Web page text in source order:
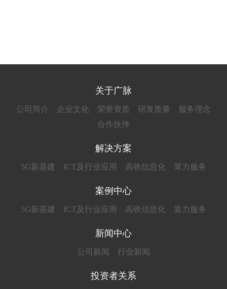
关于广脉
公司简介 企业文化 荣誉资质 研发质量
服务理念
合作伙伴
解决方案
5G新基建 ICT及行业应用 高铁信息化 算力服务
案例中心
5G新基建 ICT及行业应用 高铁信息化 算力服务
新闻中心
公司新闻 行业新闻
投资者关系